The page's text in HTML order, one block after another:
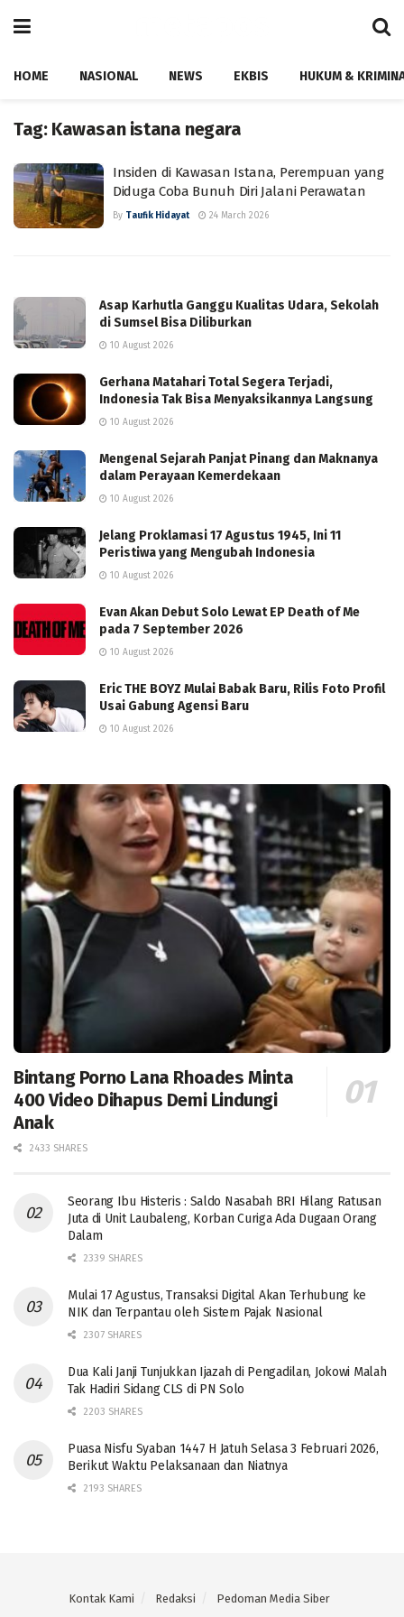
HOME NASIONAL NEWS EKBIS HUKUM &
Tag: Kawasan istana negara
Insiden di Kawasan Istana, Perempuan yang
Diduga Coba Bunuh Diri Jalani Perawatan
By Taufik Hidayat 24 March 2026
Asap Karhutla Ganggu Kualitas Udara, Sekolah
di Sumsel Bisa Diliburkan
10 August 2026
Gerhana Matahari Total Segera Terjadi,
Indonesia Tak Bisa Menyaksikannya Langsung
10 August 2026
Mengenal Sejarah Panjat Pinang dan Maknanya
dalam Perayaan Kemerdekaan
10 August 2026
Jelang Proklamasi 17 Agustus 1945, Ini 11
Peristiwa yang Mengubah Indonesia
10 August 2026
Evan Akan Debut Solo Lewat EP Death of Me
pada 7 September 2026
10 August 2026
Eric THE BOYZ Mulai Babak Baru, Rilis Foto Profil
Usai Gabung Agensi Baru
10 August 2026
Bintang Porno Lana Rhoades Minta
400 Video Dihapus Demi Lindungi
Anak
2433 SHARES
Seorang Ibu Histeris : Saldo Nasabah BRI Hilang Ratusan
Juta di Unit Laubaleng, Korban Curiga Ada Dugaan Orang
Dalam
2339 SHARES
Mulai 17 Agustus, Transaksi Digital Akan Terhubung ke
NIK dan Terpantau oleh Sistem Pajak Nasional
2307 SHARES
Dua Kali Janji Tunjukkan Ijazah di Pengadilan, Jokowi Malah
Tak Hadiri Sidang CLS di PN Solo
2203 SHARES
Puasa Nisfu Syaban 1447 H Jatuh Selasa 3 Februari 2026,
Berikut Waktu Pelaksanaan dan Niatnya
2193 SHARES
Kontak Kami Redaksi Pedoman Media Siber